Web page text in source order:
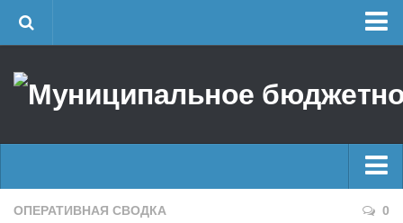
Об учреждении
Районные УГЗ
Поисково-спасательный отряд г. Уфы
Главные новости
ОПЕРАТИВНАЯ СВОДКА 0